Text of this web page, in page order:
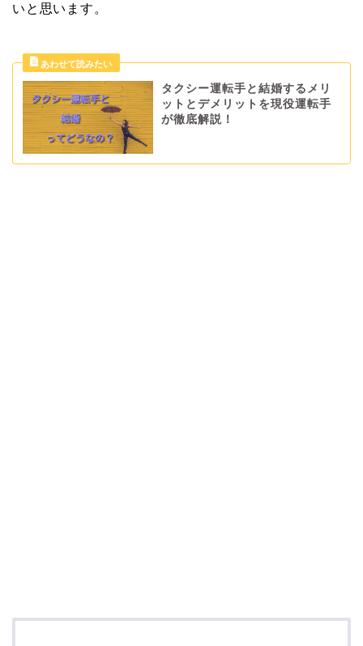
いと思います。
タクシー運転手と結婚するメリ
ットとデメリットを現役運転手
が徹底解説！